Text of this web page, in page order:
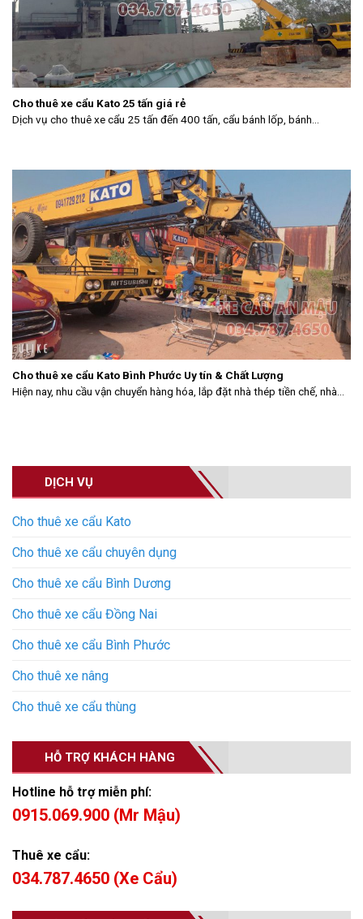
DỊCH VỤ
Cho thuê xe cẩu Kato
Cho thuê xe cẩu chuyên dụng
Cho thuê xe cẩu Bình Dương
Cho thuê xe cẩu Đồng Nai
Cho thuê xe cẩu Bình Phước
Cho thuê xe nâng
Cho thuê xe cẩu thùng
HỖ TRỢ KHÁCH HÀNG
Hotline hỗ trợ miễn phí:
0915.069.900 (Mr Mậu)
Thuê xe cẩu:
034.787.4650 (Xe Cẩu)
Cho thuê xe cẩu Kato 25 tấn giá rẻ
Dịch vụ cho thuê xe cẩu 25 tấn đến 400 tấn, cẩu bánh lốp, bánh...
Cho thuê xe cẩu Kato Bình Phước Uy tín & Chất Lượng
Hiện nay, nhu cầu vận chuyển hàng hóa, lắp đặt nhà thép tiền chế, nhà...